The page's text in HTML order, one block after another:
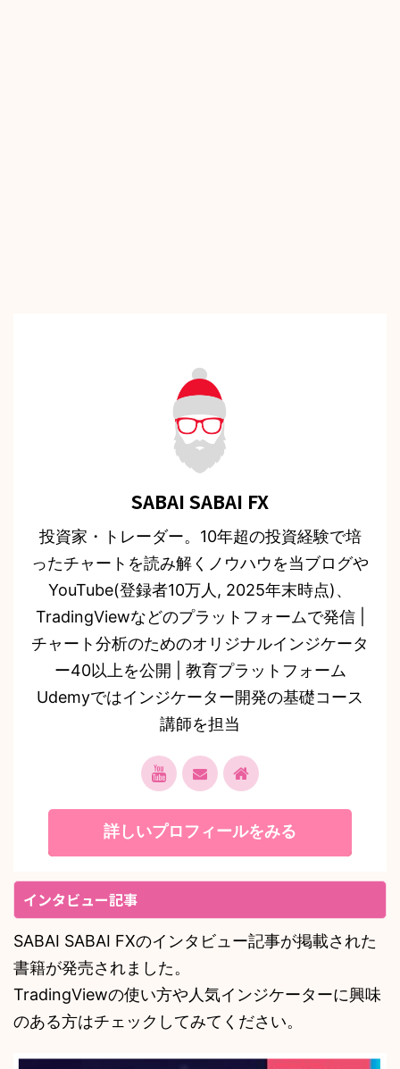
SABAI SABAI FX
投資家・トレーダー。10年超の投資経験で培
ったチャートを読み解くノウハウを当ブログや
YouTube(登録者10万人, 2025年末時点)、
TradingViewなどのプラットフォームで発信 |
チャート分析のためのオリジナルインジケータ
ー40以上を公開 | 教育プラットフォーム
Udemyではインジケーター開発の基礎コース
講師を担当
詳しいプロフィールをみる
インタビュー記事
SABAI SABAI FXのインタビュー記事が掲載された
書籍が発売されました。
TradingViewの使い方や人気インジケーターに興味
のある方はチェックしてみてください。